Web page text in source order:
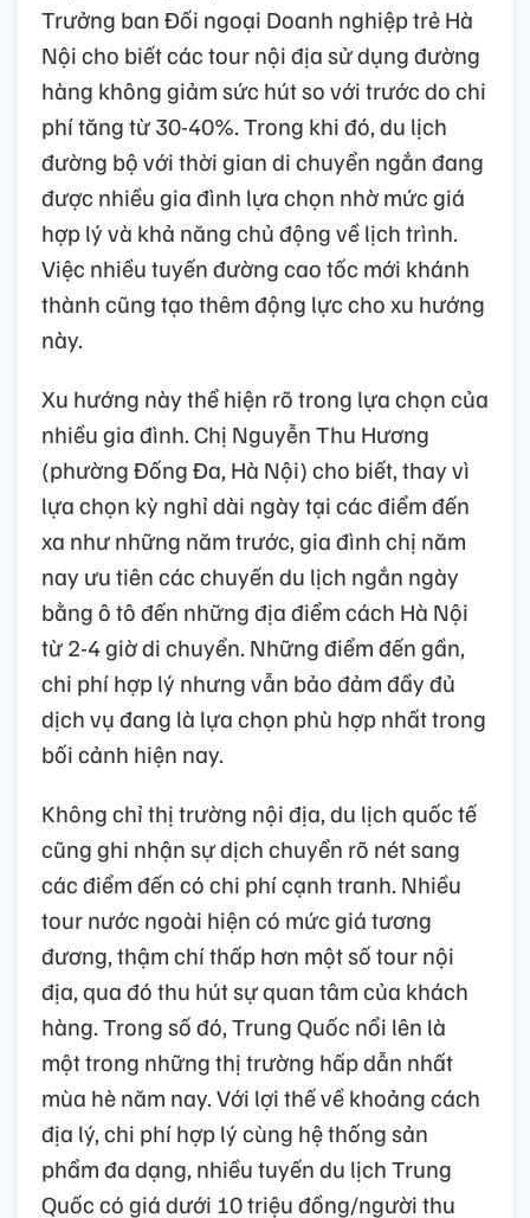
Trưởng ban Đối ngoại Doanh nghiệp trẻ Hà
Nội cho biết các tour nội địa sử dụng đường
hàng không giảm sức hút so với trước do chi
phí tăng từ 30-40%. Trong khi đó, du lịch
đường bộ với thời gian di chuyển ngắn đang
được nhiều gia đình lựa chọn nhờ mức giá
hợp lý và khả năng chủ động về lịch trình.
Việc nhiều tuyến đường cao tốc mới khánh
thành cũng tạo thêm động lực cho xu hướng
này.
Xu hướng này thể hiện rõ trong lựa chọn của
nhiều gia đình. Chị Nguyễn Thu Hương
(phường Đống Đa, Hà Nội) cho biết, thay vì
lựa chọn kỳ nghỉ dài ngày tại các điểm đến
xa như những năm trước, gia đình chị năm
nay ưu tiên các chuyến du lịch ngắn ngày
bằng ô tô đến những địa điểm cách Hà Nội
từ 2-4 giờ di chuyển. Những điểm đến gần,
chi phí hợp lý nhưng vẫn bảo đảm đầy đủ
dịch vụ đang là lựa chọn phù hợp nhất trong
bối cảnh hiện nay.
Không chỉ thị trường nội địa, du lịch quốc tế
cũng ghi nhận sự dịch chuyển rõ nét sang
các điểm đến có chi phí cạnh tranh. Nhiều
tour nước ngoài hiện có mức giá tương
đương, thậm chí thấp hơn một số tour nội
địa, qua đó thu hút sự quan tâm của khách
hàng. Trong số đó, Trung Quốc nổi lên là
một trong những thị trường hấp dẫn nhất
mùa hè năm nay. Với lợi thế về khoảng cách
địa lý, chi phí hợp lý cùng hệ thống sản
phẩm đa dạng, nhiều tuyến du lịch Trung
Quốc có giá dưới 10 triệu đồng/người thu